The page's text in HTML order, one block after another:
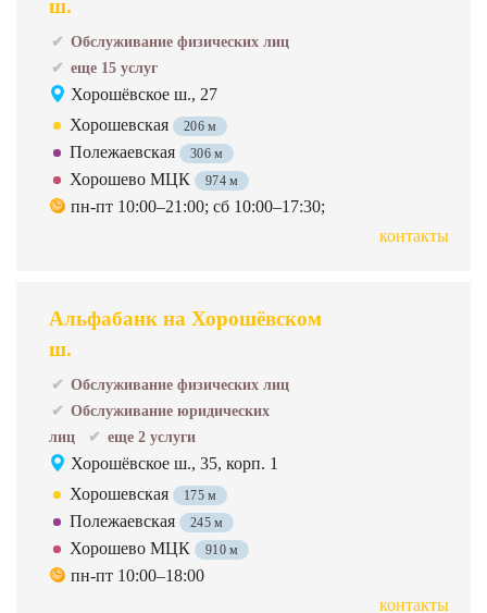
ш.
Обслуживание физических лиц
еще 15 услуг
Хорошёвское ш., 27
Хорошевская
206 м
Полежаевская 306 м
Хорошево МЦК 974 м
пн-пт 10:00–21:00; сб 10:00–17:30;
контакты
Альфабанк на Хорошёвском
ш.
Обслуживание физических лиц
Обслуживание юридических
лиц
еще 2 услуги
Хорошёвское ш., 35, корп. 1
Хорошевская
175 м
Полежаевская 245 м
Хорошево МЦК 910 м
пн-пт 10:00–18:00
контакты